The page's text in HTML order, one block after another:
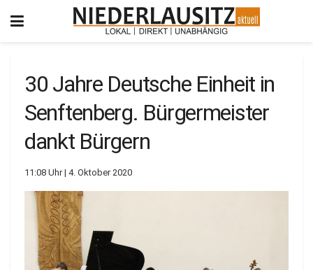
30 Jahre Deutsche Einheit in
Senftenberg. Bürgermeister
dankt Bürgern
11:08 Uhr | 4. Oktober 2020